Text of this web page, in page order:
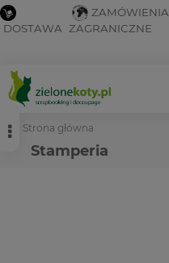
DOSTAWA
ZAMÓWIENIA
ZAGRANICZNE
Strona główna
Stamperia